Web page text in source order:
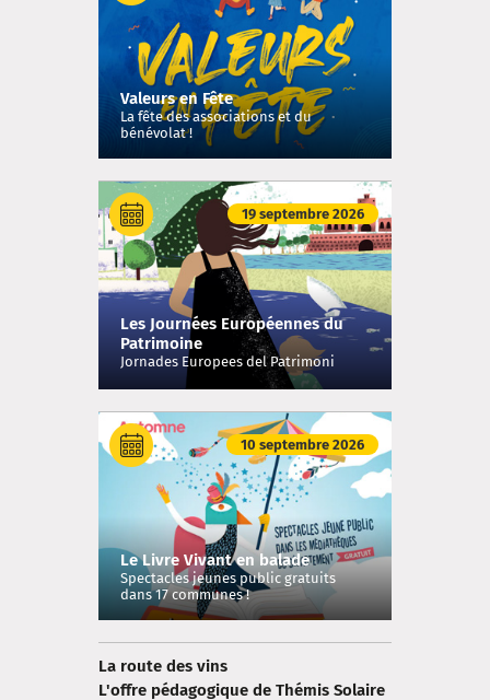
Valeurs en Fête
La fête des associations et du
bénévolat !
19 septembre 2026
Les Journées Européennes du
Patrimoine
Jornades Europees del Patrimoni
10 septembre 2026
Le Livre Vivant en balade
Spectacles jeunes public gratuits
dans 17 communes !
La route des vins
L'offre pédagogique de Thémis Solaire